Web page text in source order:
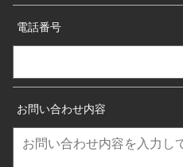
電話番号
お問い合わせ内容